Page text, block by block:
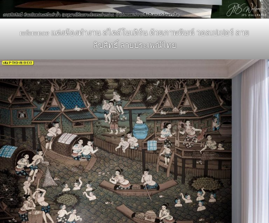
reference แต่งห้องทำงาน สไตล์โมเดิร์น ด้วยภาพพิมพ์ วอลเปเปอร์ ลาย
ลิขสิทธิ์ ลายประเพณีไทย